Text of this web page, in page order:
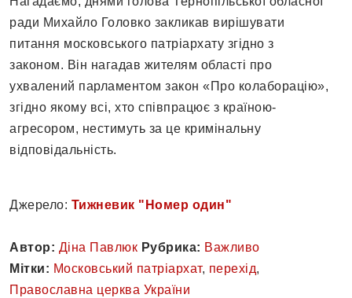
ради Михайло Головко закликав вирішувати
питання московського патріархату згідно з
законом. Він нагадав жителям області про
ухвалений парламентом закон «Про колаборацію»,
згідно якому всі, хто співпрацює з країною-
агресором, нестимуть за це кримінальну
відповідальність.
Джерело: Тижневик "Номер один"
Автор: Діна Павлюк Рубрика: Важливо
Мітки: Московський патріархат, перехід,
Православна церква України